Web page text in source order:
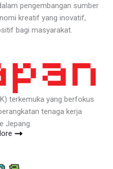
pengembangan sumber
kreatif yang inovatif,
bagi masyarakat.
terkemuka yang berfokus
tenaga kerja
Jepang.